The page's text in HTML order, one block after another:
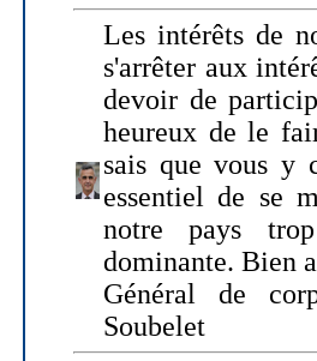
Les intérêts de
s'arrêter aux
devoir de
heureux de le
sais que vous y
essentiel de se
notre pays
dominante. Bien
Général de
Soubelet